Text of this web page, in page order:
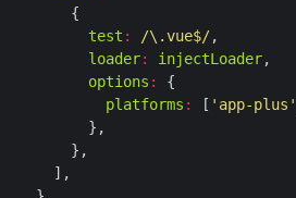
test : /\.vue$/
loader: injectLoader
options :
platforms : [ 'app-plus'